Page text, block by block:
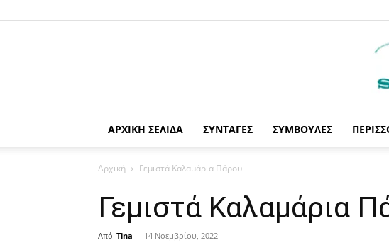
ΑΡΧΙΚΗ ΣΕΛΙΔΑ ΣΥΝΤΑΓΕΣ ΣΥΜΒΟΥΛΕΣ
Αρχική Γεμιστά Καλαμάρια Πάρου
Γεμιστά Καλαμάρια
Από Tina - 14 Νοεμβρίου, 2022